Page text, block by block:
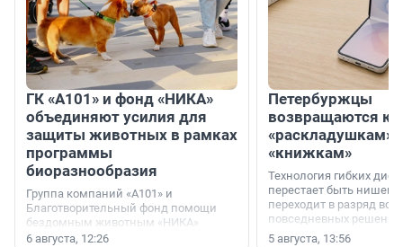
ГК «А101» и фонд «НИКА»
объединяют усилия для
защиты животных в рамках
программы
биоразнообразия
Группа компаний «А101» и
Благотворительный фонд помощи
бездомным животным «НИКА»
заключили соглашение о
6 августа, 12:26
Петербуржцы
возвращаются к
«раскладушкам»
«книжкам»
Технология гибких
перестает быть
переходит в разряд
повседневных
5 августа, 13:56